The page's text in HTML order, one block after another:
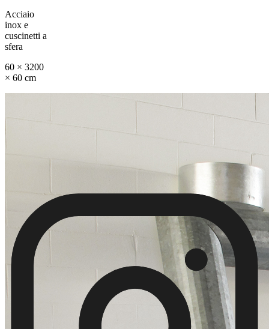
Acciaio
inox e
cuscinetti a
sfera
60 × 3200
× 60 cm